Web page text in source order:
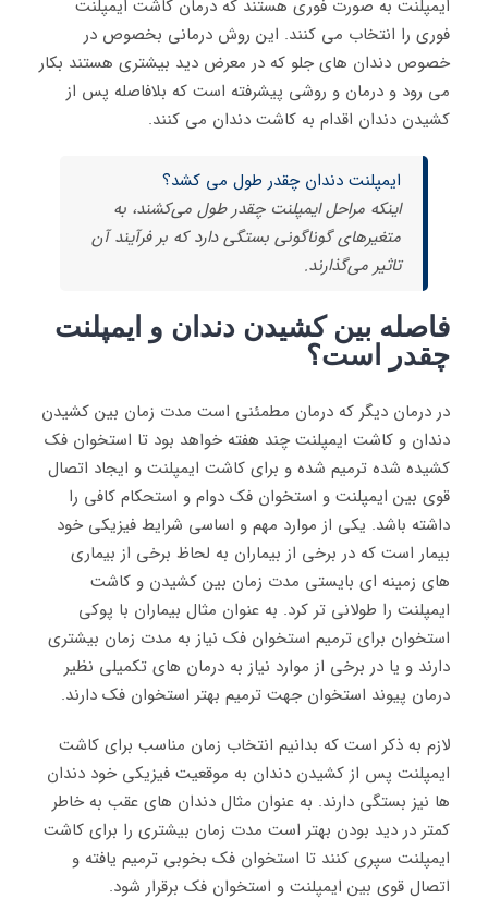
ایمپلنت به صورت فوری هستند که درمان کاشت ایمپلنت
فوری را انتخاب می کنند. این روش درمانی بخصوص در
خصوص دندان های جلو که در معرض دید بیشتری هستند بکار
می رود و درمان و روشی پیشرفته است که بلافاصله پس از
کشیدن دندان اقدام به کاشت دندان می کنند.
ایمپلنت دندان چقدر طول می کشد؟
اینکه مراحل ایمپلنت چقدر طول می‌کشند، به
متغیرهای گوناگونی بستگی دارد که بر فرآیند آن
تاثیر می‌گذارند.
فاصله بین کشیدن دندان و ایمپلنت
چقدر است؟
در درمان دیگر که درمان مطمئنی است مدت زمان بین کشیدن
دندان و کاشت ایمپلنت چند هفته خواهد بود تا استخوان فک
کشیده شده ترمیم شده و برای کاشت ایمپلنت و ایجاد اتصال
قوی بین ایمپلنت و استخوان فک دوام و استحکام کافی را
داشته باشد. یکی از موارد مهم و اساسی شرایط فیزیکی خود
بیمار است که در برخی از بیماران به لحاظ برخی از بیماری
های زمینه ای بایستی مدت زمان بین کشیدن و کاشت
ایمپلنت را طولانی تر کرد. به عنوان مثال بیماران با پوکی
استخوان برای ترمیم استخوان فک نیاز به مدت زمان بیشتری
دارند و یا در برخی از موارد نیاز به درمان های تکمیلی نظیر
درمان پیوند استخوان جهت ترمیم بهتر استخوان فک دارند.
لازم به ذکر است که بدانیم انتخاب زمان مناسب برای کاشت
ایمپلنت پس از کشیدن دندان به موقعیت فیزیکی خود دندان
ها نیز بستگی دارند. به عنوان مثال دندان های عقب به خاطر
کمتر در دید بودن بهتر است مدت زمان بیشتری را برای کاشت
ایمپلنت سپری کنند تا استخوان فک بخوبی ترمیم یافته و
اتصال قوی بین ایمپلنت و استخوان فک برقرار شود.